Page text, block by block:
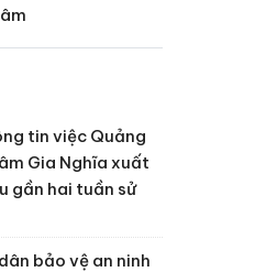
tin việc Quảng
Gia Nghĩa xuất
gần hai tuần sử
bảo vệ an ninh